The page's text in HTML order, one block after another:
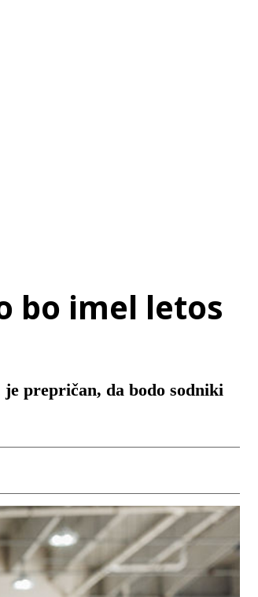
bo imel letos
prepričan, da bodo sodniki